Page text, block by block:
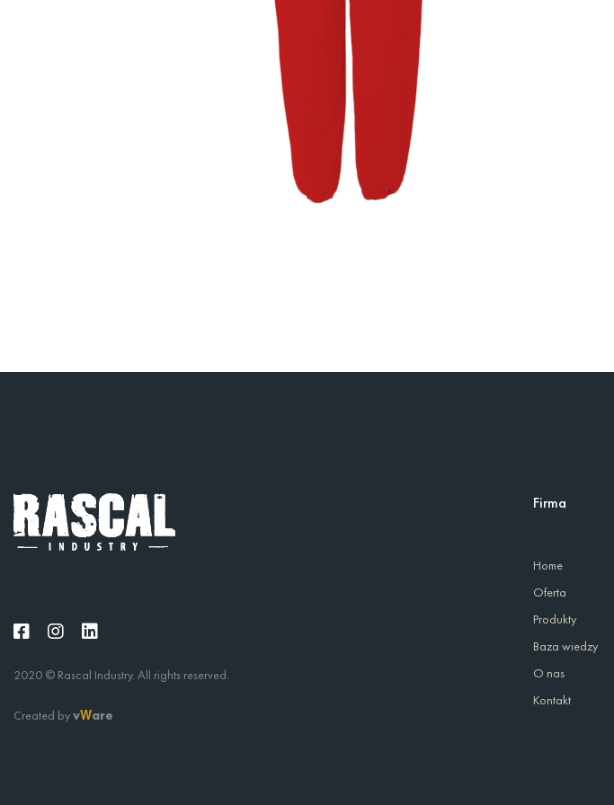
2020 © Rascal Industry. All rights reserved.
Created byvWare
Firma
Home
Oferta
Produkty
Baza wiedzy
O nas
Kontakt